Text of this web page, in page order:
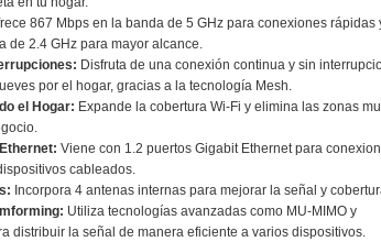
867 Mbps en la banda de 5 GHz para conexiones rápidas
de 2.4 GHz para mayor alcance.
Disfruta de una conexión continua y sin
por el hogar, gracias a la tecnología Mesh.
el Hogar: Expande la cobertura Wi-Fi y elimina las zonas
Viene con 1.2 puertos Gigabit Ethernet para
cableados.
Incorpora 4 antenas internas para mejorar la señal y
Utiliza tecnologías avanzadas como MU-MIMO y
distribuir la señal de manera eficiente a varios dispositivos.